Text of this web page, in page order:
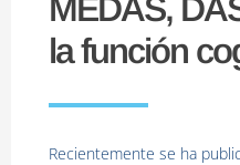
MEDAS,
la función
Recientemente se ha